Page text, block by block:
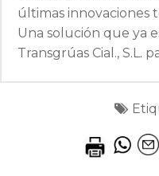
últimas innovaciones
Una solución que ya
Transgrúas Cial., S.L.